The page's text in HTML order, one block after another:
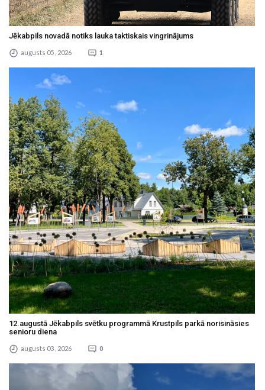
Jēkabpils novadā notiks lauka taktiskais vingrinājums
augusts 05 , 2026 1
12.augustā Jēkabpils svētku programmā Krustpils parkā norisināsies
senioru diena
augusts 03 , 2026 0